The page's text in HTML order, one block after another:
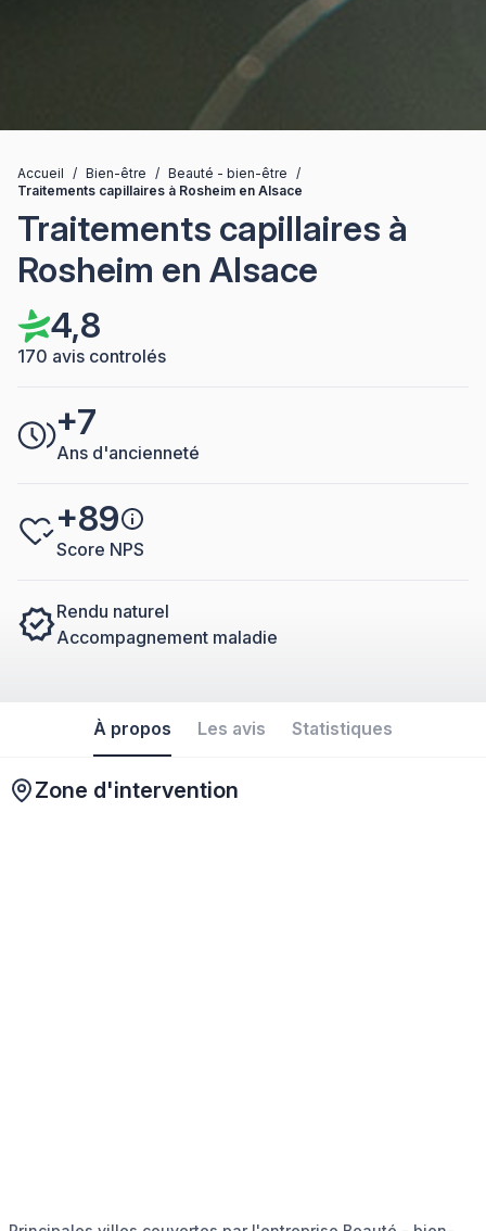
Accueil / Bien-être / Beauté - bien-être /
Traitements capillaires à Rosheim en Alsace
Traitements capillaires à
Rosheim en Alsace
4,8
170 avis controlés
+7
Ans d'ancienneté
+89
Score NPS
Rendu naturel
Accompagnement maladie
À propos Les avis Statistiques
Zone d'intervention